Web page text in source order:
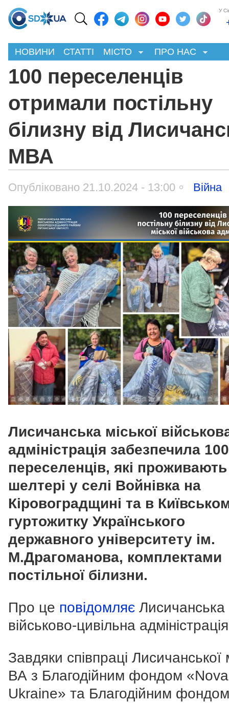
У
НОВИНИ СТАТТІ МІСТО ПРО НАС
100 переселенців
отримали постільну
білизну від
МВА
Опубліковано 21.10.2024 - 13:00 Війна
Лисичанська міської
адміністрація забезпечила 100
переселенців, які
шелтері у селі Войнівка на
Кіровоградщині та в
гуртожитку Українського
державного університету ім.
М.Драгоманова, комплектами
постільної білизни.
Про це повідомляє Лисичанська
військово-цивільна
Завдяки співпраці Лисичанської
ВА з Благодійним фондом «Nova
Ukraine» та Благодійним фондом